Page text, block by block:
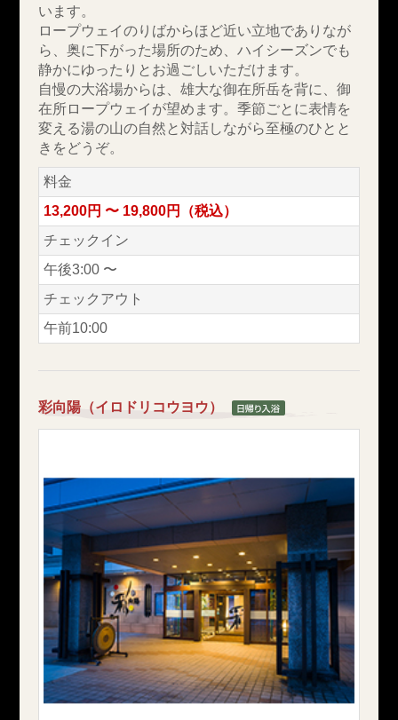
います。
ロープウェイのりばからほど近い立地でありなが
ら、奥に下がった場所のため、ハイシーズンでも
静かにゆったりとお過ごしいただけます。
自慢の大浴場からは、雄大な御在所岳を背に、御
在所ロープウェイが望めます。季節ごとに表情を
変える湯の山の自然と対話しながら至極のひとと
きをどうぞ。
料金
13,200円 〜 19,800円（税込）
チェックイン
午後3:00 〜
チェックアウト
午前10:00
彩向陽（イロドリコウヨウ）